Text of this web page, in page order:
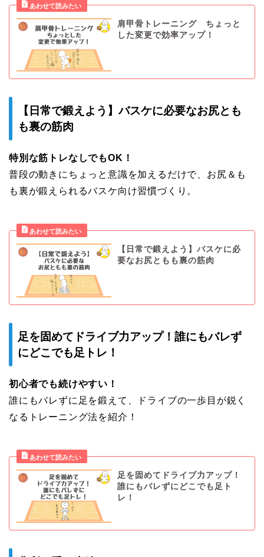
肩甲骨トレーニング ちょっと
した変更で効率アップ！
【日常で鍛えよう】バスケに必要なお尻とも
も裏の筋肉
特別な筋トレなしでもOK！
普段の動きにちょっと意識を加えるだけで、お尻＆も
も裏が鍛えられるバスケ向け習慣づくり。
【日常で鍛えよう】バスケに必
要なお尻ともも裏の筋肉
足を固めてドライブ力アップ！誰にもバレず
にどこでも足トレ！
初心者でも続けやすい！
誰にもバレずに足を鍛えて、ドライブの一歩目が鋭く
なるトレーニング法を紹介！
足を固めてドライブ力アップ！
誰にもバレずにどこでも足ト
レ！